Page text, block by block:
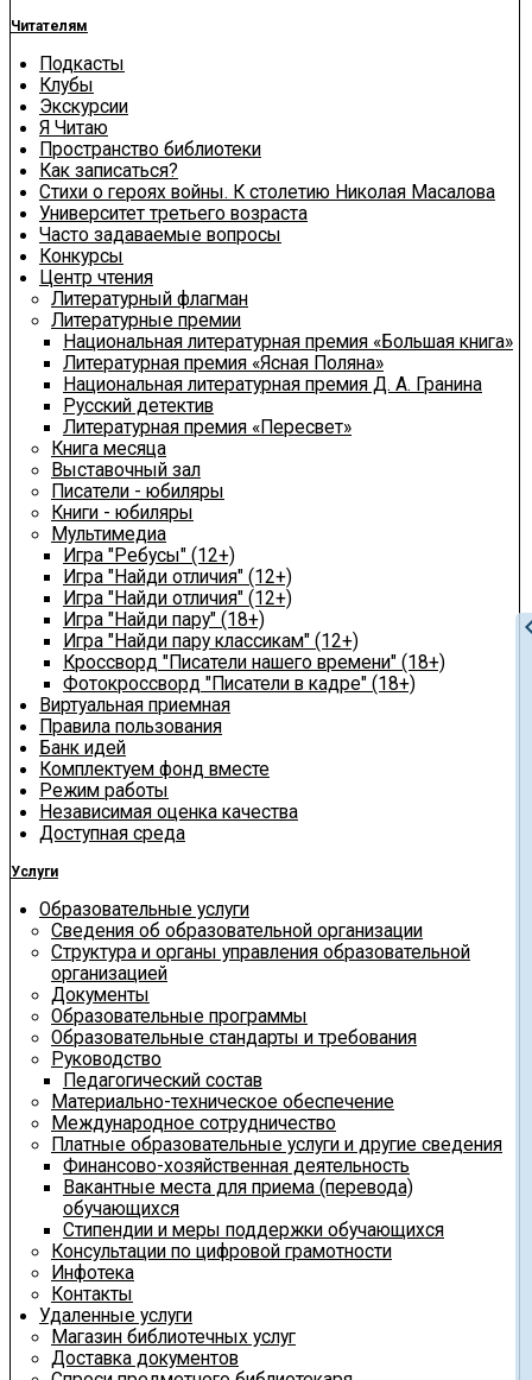
Читателям
Подкасты
Клубы
Экскурсии
Я Читаю
Пространство библиотеки
Как записаться?
Стихи о героях войны. К столетию Николая Масалова
Университет третьего возраста
Часто задаваемые вопросы
Конкурсы
Центр чтения
Литературный флагман
Литературные премии
Национальная литературная премия «Большая книга»
Литературная премия «Ясная Поляна»
Национальная литературная премия Д. А. Гранина
Русский детектив
Литературная премия «Пересвет»
Книга месяца
Выставочный зал
Писатели - юбиляры
Книги - юбиляры
Мультимедиа
Игра "Ребусы" (12+)
Игра "Найди отличия" (12+)
Игра "Найди отличия" (12+)
Игра "Найди пару" (18+)
Игра "Найди пару классикам" (12+)
Кроссворд "Писатели нашего времени" (18+)
Фотокроссворд "Писатели в кадре" (18+)
Виртуальная приемная
Правила пользования
Банк идей
Комплектуем фонд вместе
Режим работы
Независимая оценка качества
Доступная среда
Услуги
Образовательные услуги
Сведения об образовательной организации
Структура и органы управления образовательной
организацией
Документы
Образовательные программы
Образовательные стандарты и требования
Руководство
Педагогический состав
Материально-техническое обеспечение
Международное сотрудничество
Платные образовательные услуги и другие сведения
Финансово-хозяйственная деятельность
Вакантные места для приема (перевода)
обучающихся
Стипендии и меры поддержки обучающихся
Консультации по цифровой грамотности
Инфотека
Контакты
Удаленные услуги
Магазин библиотечных услуг
Доставка документов